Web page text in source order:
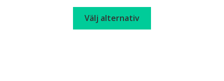
kan
på
range:
through
Välj alternativ